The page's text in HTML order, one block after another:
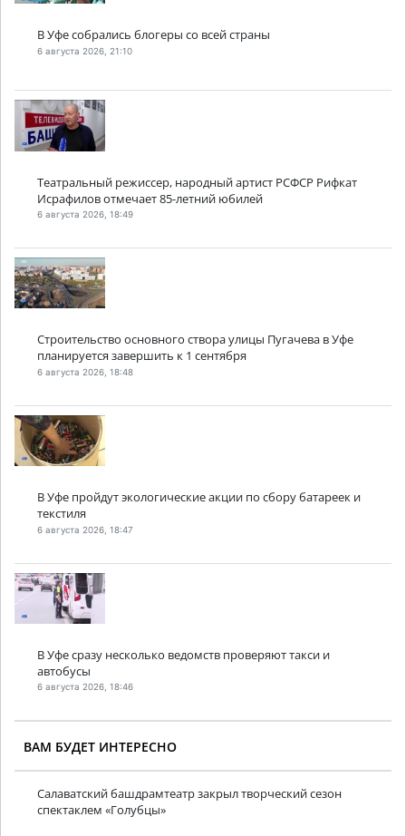
В Уфе собрались блогеры со всей страны
6 августа 2026, 21:10
Театральный режиссер, народный артист РСФСР Рифкат
Исрафилов отмечает 85-летний юбилей
6 августа 2026, 18:49
Строительство основного створа улицы Пугачева в Уфе
планируется завершить к 1 сентября
6 августа 2026, 18:48
В Уфе пройдут экологические акции по сбору батареек и
текстиля
6 августа 2026, 18:47
В Уфе сразу несколько ведомств проверяют такси и
автобусы
6 августа 2026, 18:46
ВАМ БУДЕТ ИНТЕРЕСНО
Салаватский башдрамтеатр закрыл творческий сезон
спектаклем «Голубцы»